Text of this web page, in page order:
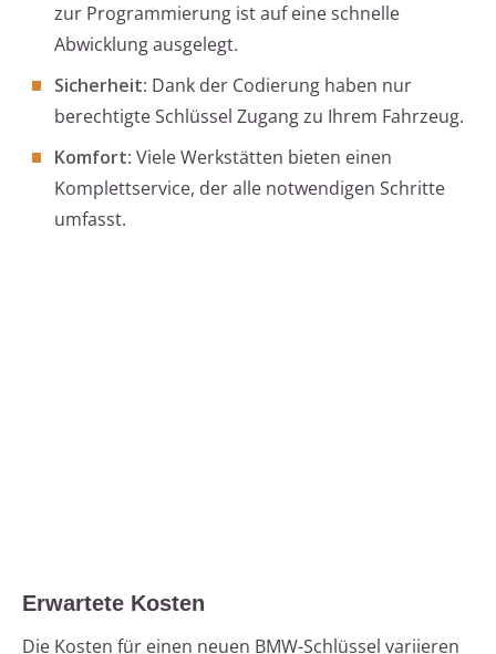
zur Programmierung ist auf eine schnelle
Abwicklung ausgelegt.
Sicherheit: Dank der Codierung haben nur
berechtigte Schlüssel Zugang zu Ihrem Fahrzeug.
Komfort: Viele Werkstätten bieten einen
Komplettservice, der alle notwendigen Schritte
umfasst.
Erwartete Kosten
Die Kosten für einen neuen BMW-Schlüssel variieren